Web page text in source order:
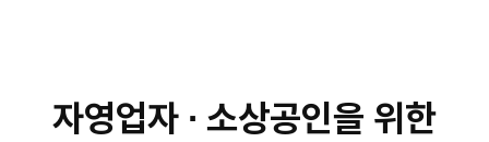
자영업자 ∙ 소상공인을 위한